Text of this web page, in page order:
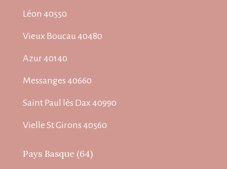
Léon 40550
Vieux Boucau 40480
Azur 40140
Messanges 40660
Saint Paul lès Dax 40990
Vielle St Girons 40560
Pays Basque (64)